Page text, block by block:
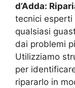
d’Adda:
tecnici esperti
qualsiasi
dai problemi
Utilizziamo
per
ripararlo in